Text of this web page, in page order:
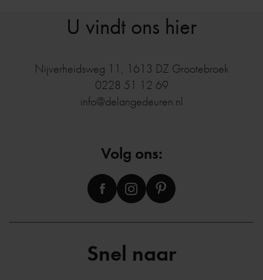
Snel naar
U vindt ons hier
Nijverheidsweg 11 , 1613 DZ Grootebroek
0228 51 12 69
info@delangedeuren.nl
Volg ons: